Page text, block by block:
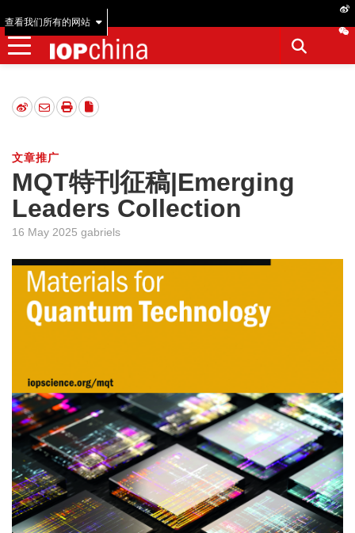
查看我们所有的网站
文章推广
MQT特刊征稿|Emerging
Leaders Collection
16 May 2025 gabriels